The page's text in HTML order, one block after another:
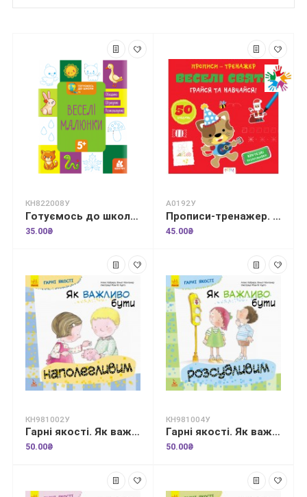
КН822008У
Готуємось до школи. Веселі малюнки
35.00₴
А0192У
Прописи-тренажер. Веселi свята
45.00₴
КН981002У
Гарні якості. Як важливо бути наполегливим
50.00₴
КН981004У
Гарні якості. Як важливо бути розсудливим!
50.00₴